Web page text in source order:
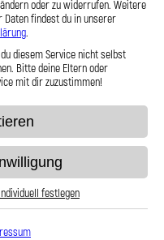
Gummi
höchstem Niveau vereint.
vs. Gummi“
oder zu widerrufen. Weitere
Daten findest du in unserer
.
diesem Service nicht selbst
Bitte deine Eltern oder
mit dir zuzustimmen!
festlegen